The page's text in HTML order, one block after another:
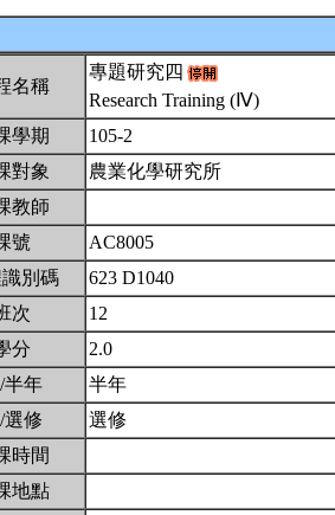
名稱
專題研究四
Research Training (Ⅳ)
學期
105-2
對象
農業化學研究所
教師
號
AC8005
別碼
623 D1040
次
12
分
2.0
半年
半年
選修
選修
時間
地點